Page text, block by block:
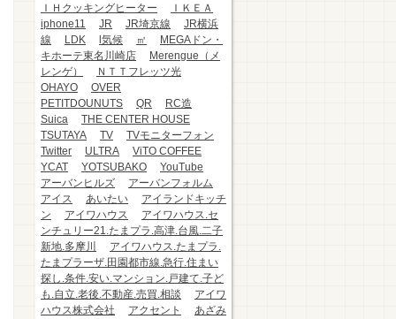
ＩＨクッキングヒーター
ＩＫＥＡ
iphone11
JR JR埼京線
JR横浜
線
LDK l気候 ㎡
MEGAドン・
キホーテ東名川崎店
Merengue（メ
レンゲ）
ＮＴＴフレッツ光
OHAYO
OVER
PETITDOUNUTS
QR
RC造
Suica
THE CENTER HOUSE
TSUTAYA
TV
TVモニターフォン
Twitter
ULTRA
ViTO COFFEE
YCAT
YOTSUBAKO
YouTube
アーバンヒルズ
アーバンフォルム
アイス
あいたい
アイランドキッチ
ン
アイワハウス
アイワハウス.セ
ンチュリー21.たまプラ.高津.台風.二子
新地.多摩川
アイワハウス.たまプラ.
たまプラーザ.田園都市線.急行.住まい
探し.条件.安い.マンション.戸建て.子ど
も.自立.老後.不動産.売買.相談
アイワ
ハウス株式会社
アクセント
あざみ